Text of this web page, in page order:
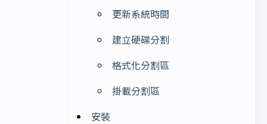
更新系統時間
建立硬碟分割
格式化分割區
掛載分割區
安裝